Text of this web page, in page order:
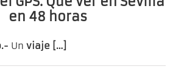
en 48 horas
Un viaje […]